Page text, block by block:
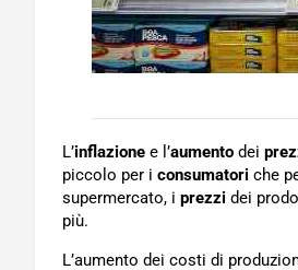
L’inflazione e l’aumento dei
piccolo per i consumatori che
supermercato, i prezzi dei
più.
L’aumento dei costi di